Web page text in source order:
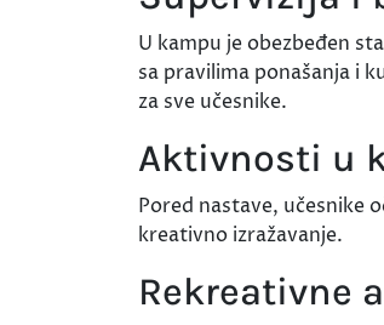
U kampu je obezbeđen
sa pravilima ponašanja i
za sve učesnike.
Aktivnosti u
Pored nastave, učesnike
kreativno izražavanje.
Rekreativne